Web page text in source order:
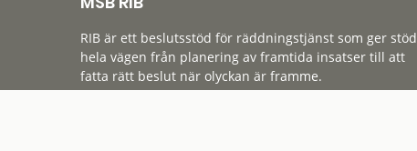
RIB är ett beslutsstöd för räddningstjänst som ger stöd
hela vägen från planering av framtida insatser till att
fatta rätt beslut när olyckan är framme.